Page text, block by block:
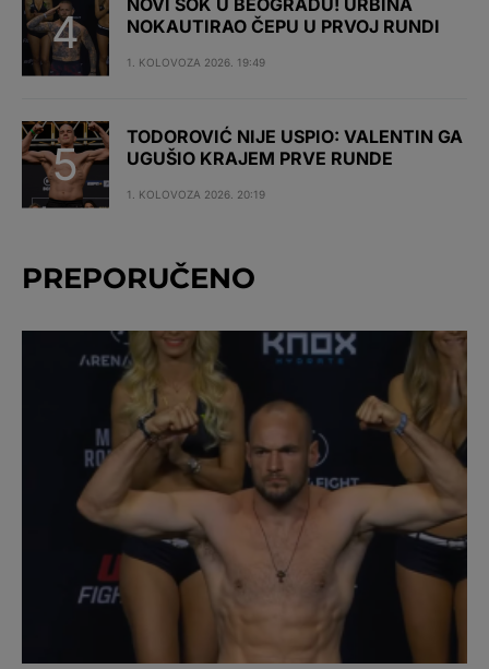
NOVI ŠOK U BEOGRADU! URBINA
NOKAUTIRAO ČEPU U PRVOJ RUNDI
1. KOLOVOZA 2026. 19:49
TODOROVIĆ NIJE USPIO: VALENTIN GA
UGUŠIO KRAJEM PRVE RUNDE
1. KOLOVOZA 2026. 20:19
PREPORUČENO